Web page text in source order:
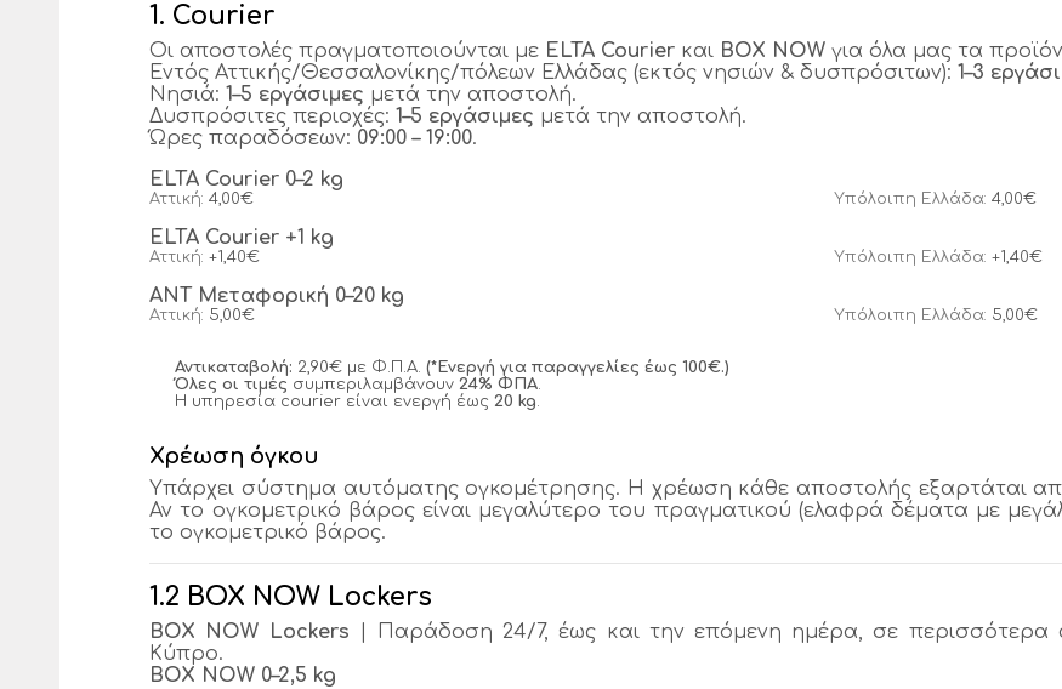
1. Courier
Οι αποστολές πραγματοποιούνται με ELTA Courier και BOX NOW για όλα μας τα
Εντός Αττικής/Θεσσαλονίκης/πόλεων Ελλάδας (εκτός νησιών & δυσπρόσιτων):1–3
Νησιά:1–5 εργάσιμες μετά την αποστολή.
Δυσπρόσιτες περιοχές:1–5 εργάσιμες μετά την αποστολή.
Ώρες παραδόσεων: 09:00 – 19:00.
ELTA Courier 0–2 kg
Αττική: 4,00€ Υπόλοιπη Ελλάδα: 4,00€
ELTA Courier +1 kg
Αττική: +1,40€ Υπόλοιπη Ελλάδα: +1,40€
ANT Μεταφορική 0–20 kg
Αττική: 5,00€ Υπόλοιπη Ελλάδα: 5,00€
Αντικαταβολή: 2,90€ με Φ.Π.Α.(*Ενεργή για παραγγελίες έως 100€.)
Όλες οι τιμές συμπεριλαμβάνουν24% ΦΠΑ.
Η υπηρεσία courier είναι ενεργή έως20 kg.
Χρέωση όγκου
Υπάρχει σύστημα αυτόματης ογκομέτρησης. Η χρέωση κάθε αποστολής εξαρτάται
Αν το ογκομετρικό βάρος είναι μεγαλύτερο του πραγματικού (ελαφρά δέματα με
το ογκομετρικό βάρος.
1.2 BOX NOW Lockers
BOX NOW Lockers | Παράδοση 24/7, έως και την επόμενη ημέρα, σε περισσότερα
Κύπρο.
BOX NOW 0–2,5 kg